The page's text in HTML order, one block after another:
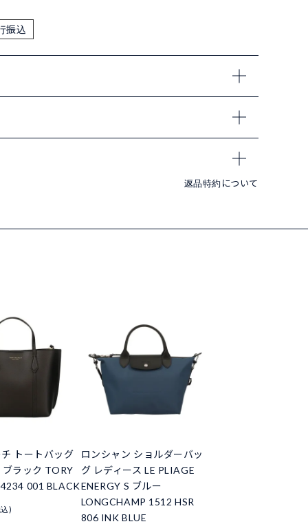
振込
返品特約について
トートバッグ
ブラック TORY
001 BLACK
)
ロンシャン ショルダーバッ
グ レディース LE PLIAGE
ENERGY S ブルー
LONGCHAMP 1512 HSR
806 INK BLUE